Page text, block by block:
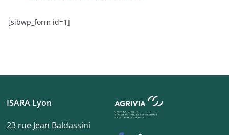
[sibwp_form id=1]
ISARA Lyon
23 rue Jean Baldassini